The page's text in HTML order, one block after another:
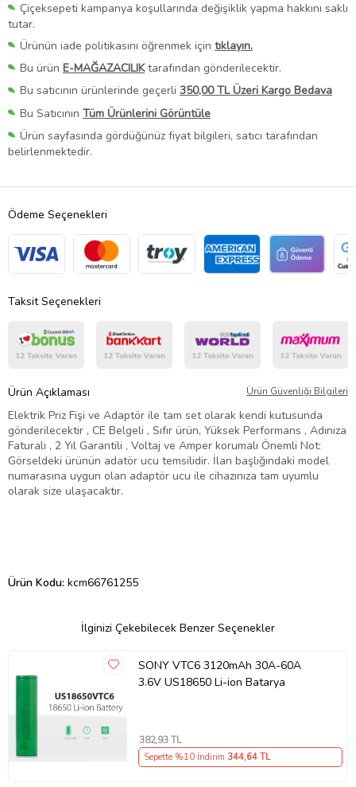
Çiçeksepeti kampanya koşullarında değişiklik yapma hakkını saklı
tutar.
Ürünün iade politikasını öğrenmek için tıklayın.
Bu ürün E-MAĞAZACILIKtarafından gönderilecektir.
Bu satıcının ürünlerinde geçerli 350,00 TL Üzeri Kargo Bedava
Bu Satıcının Tüm Ürünlerini Görüntüle
Ürün sayfasında gördüğünüz fiyat bilgileri, satıcı tarafından
belirlenmektedir.
Ödeme Seçenekleri
Taksit Seçenekleri
Ürün Açıklaması Ürün Güvenliği Bilgileri
Elektrik Priz Fişi ve Adaptör ile tam set olarak kendi kutusunda
gönderilecektir , CE Belgeli , Sıfır ürün, Yüksek Performans , Adınıza
Faturalı , 2 Yıl Garantili , Voltaj ve Amper korumalı Önemli Not:
Görseldeki ürünün adatör ucu temsilidir. İlan başlığındaki model
numarasına uygun olan adaptör ucu ile cihazınıza tam uyumlu
olarak size ulaşacaktır.
Ürün Kodu: kcm66761255
İlginizi Çekebilecek Benzer Seçenekler
SONY VTC6 3120mAh 30A-60A
3.6V US18650 Li-ion Batarya
382,93 TL
Sepette %10 İndirim 344,64 TL